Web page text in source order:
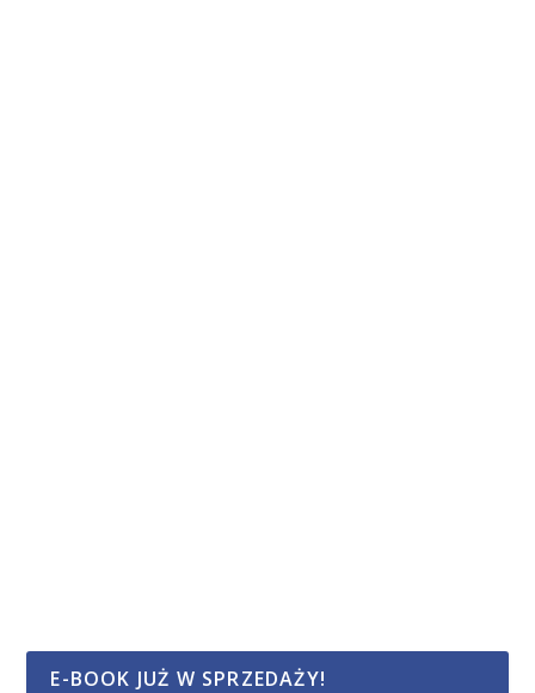
E-BOOK JUŻ W SPRZEDAŻY!